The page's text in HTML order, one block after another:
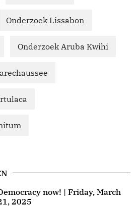
Onderzoek Lissabon
Onderzoek Aruba Kwihi
now! | Friday, March
2025